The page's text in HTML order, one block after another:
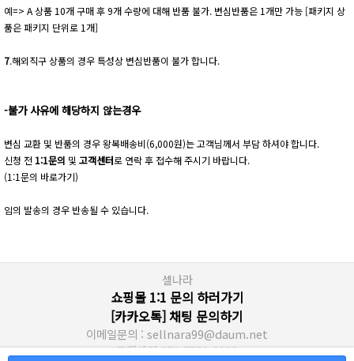
예=> A 상품 10개 구매 후 9개 수량에 대해 반품 불가. 변심반품은 1개만 가능 [패키지 상
품은 패키지 단위로 1개]
7.해외직구 상품의 경우 특성상 변심반품이 불가 합니다.
-불가 사유에 해당하지 않는경우
변심 교환 및 반품의 경우 왕복배송비(6,000원)는 고객님께서 부담 하셔야 합니다.
신청 전 1:1문의 및 고객센터로 연락 후 접수해 주시기 바랍니다.
(1:1문의 바로가기)
임의 발송의 경우 반송될 수 있습니다.
셀나라
쇼핑몰 1:1 문의 하러가기
[카카오톡] 채팅 문의하기
이메일문의 : sellnara99@daum.net
고객센터 070-7730-2213